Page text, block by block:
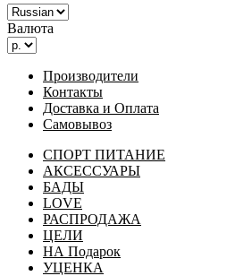
Валюта
Производители
Контакты
Доставка и Оплата
Самовывоз
СПОРТ ПИТАНИЕ
АКСЕССУАРЫ
БАДЫ
LOVE
РАСПРОДАЖА
ЦЕЛИ
НА Подарок
УЦЕНКА